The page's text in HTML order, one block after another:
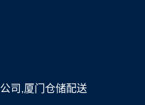
司,厦门仓储配送